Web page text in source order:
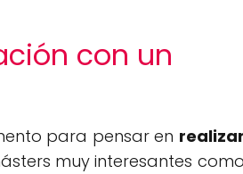
con un
para pensar en realizar
muy interesantes como